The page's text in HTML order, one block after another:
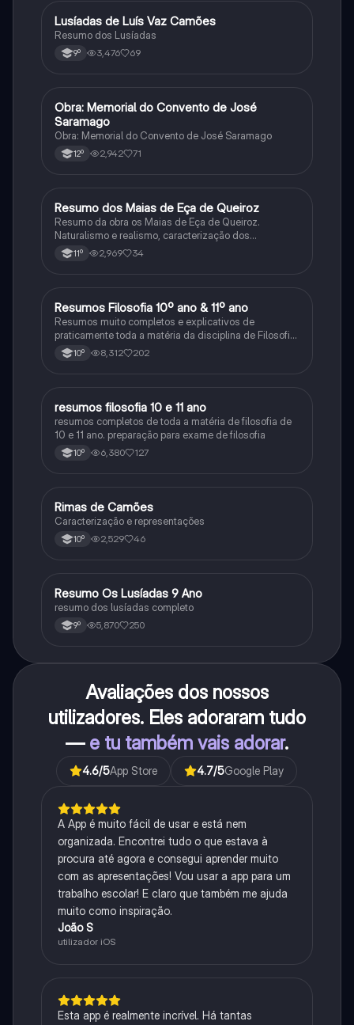
Português
Lusíadas de Luís Vaz Camões
Resumo dos Lusíadas
9º 3,476 69
Português
Obra: Memorial do Convento de José
Saramago
Obra: Memorial do Convento de José Saramago
12º 2,942 71
Português
Resumo dos Maias de Eça de Queiroz
Resumo da obra os Maias de Eça de Queiroz.
Naturalismo e realismo, caracterização dos
personagens e contexto histórico.
11º 2,969 34
Filosofia
Resumos Filosofia 10º ano & 11º ano
Resumos muito completos e explicativos de
praticamente toda a matéria da disciplina de Filosofia
10º 8,312 202
Filosofia
resumos filosofia 10 e 11 ano
resumos completos de toda a matéria de filosofia de
10 e 11 ano. preparação para exame de filosofia
10º 6,380 127
Português
Rimas de Camões
Caracterização e representações
10º 2,529 46
Português
Resumo Os Lusíadas 9 Ano
resumo dos lusíadas completo
9º 5,870 250
Avaliações dos nossos
utilizadores. Eles adoraram tudo
— e tu também vais adorar.
4.6/5App Store 4.7/5Google Play
A App é muito fácil de usar e está nem
organizada. Encontrei tudo o que estava à
procura até agora e consegui aprender muito
com as apresentações! Vou usar a app para um
trabalho escolar! E claro que também me ajuda
muito como inspiração.
João S
utilizador iOS
Esta app é realmente incrível. Há tantas